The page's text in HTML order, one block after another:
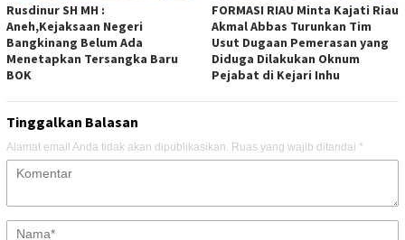
Rusdinur SH MH :
Aneh,Kejaksaan Negeri
Bangkinang Belum Ada
Menetapkan Tersangka Baru
BOK
FORMASI RIAU Minta Kajati Riau
Akmal Abbas Turunkan Tim
Usut Dugaan Pemerasan yang
Diduga Dilakukan Oknum
Pejabat di Kejari Inhu
Tinggalkan Balasan
Alamat email Anda tidak akan dipublikasikan. Ruas yang wajib ditandai *